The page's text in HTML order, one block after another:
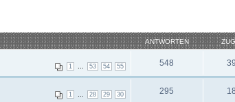
ANTWORTEN
1 53 54 55 548
1 28 29 30 295